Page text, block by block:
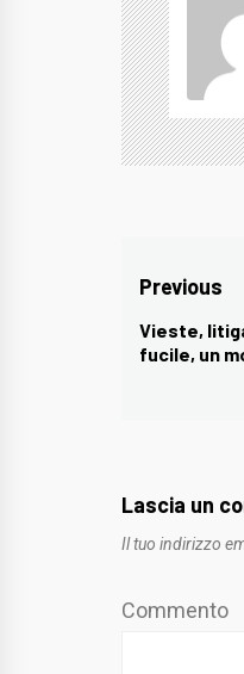
articoli
Previous
Previous
post:
Vieste,
fucile, un
Lascia un
Il tuo indirizzo
Commento